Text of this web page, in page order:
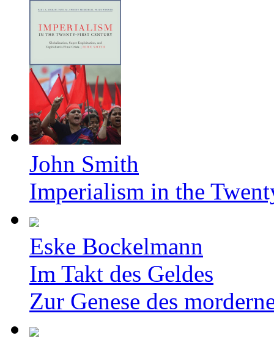
John Smith
Imperialism in the
Eske Bockelmann
Im Takt des Geldes
Zur Genese des